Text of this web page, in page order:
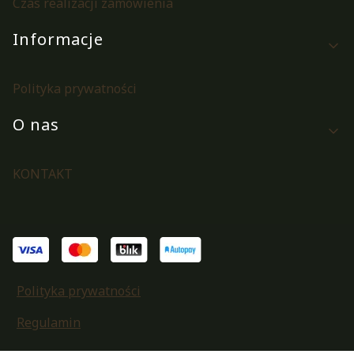
Informacje
Polityka prywatności
O nas
KONTAKT
Polityka prywatności
Regulamin